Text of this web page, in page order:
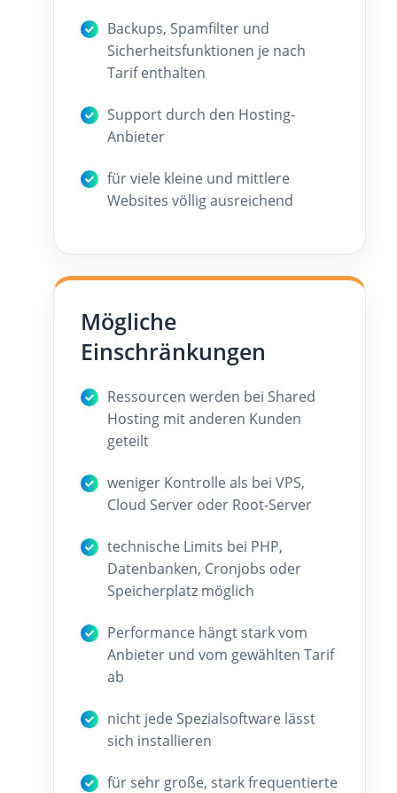
Backups, Spamfilter und
Sicherheitsfunktionen je nach
Tarif enthalten
Support durch den Hosting-
Anbieter
für viele kleine und mittlere
Websites völlig ausreichend
Mögliche
Einschränkungen
Ressourcen werden bei Shared
Hosting mit anderen Kunden
geteilt
weniger Kontrolle als bei VPS,
Cloud Server oder Root-Server
technische Limits bei PHP,
Datenbanken, Cronjobs oder
Speicherplatz möglich
Performance hängt stark vom
Anbieter und vom gewählten Tarif
ab
nicht jede Spezialsoftware lässt
sich installieren
für sehr große, stark frequentierte